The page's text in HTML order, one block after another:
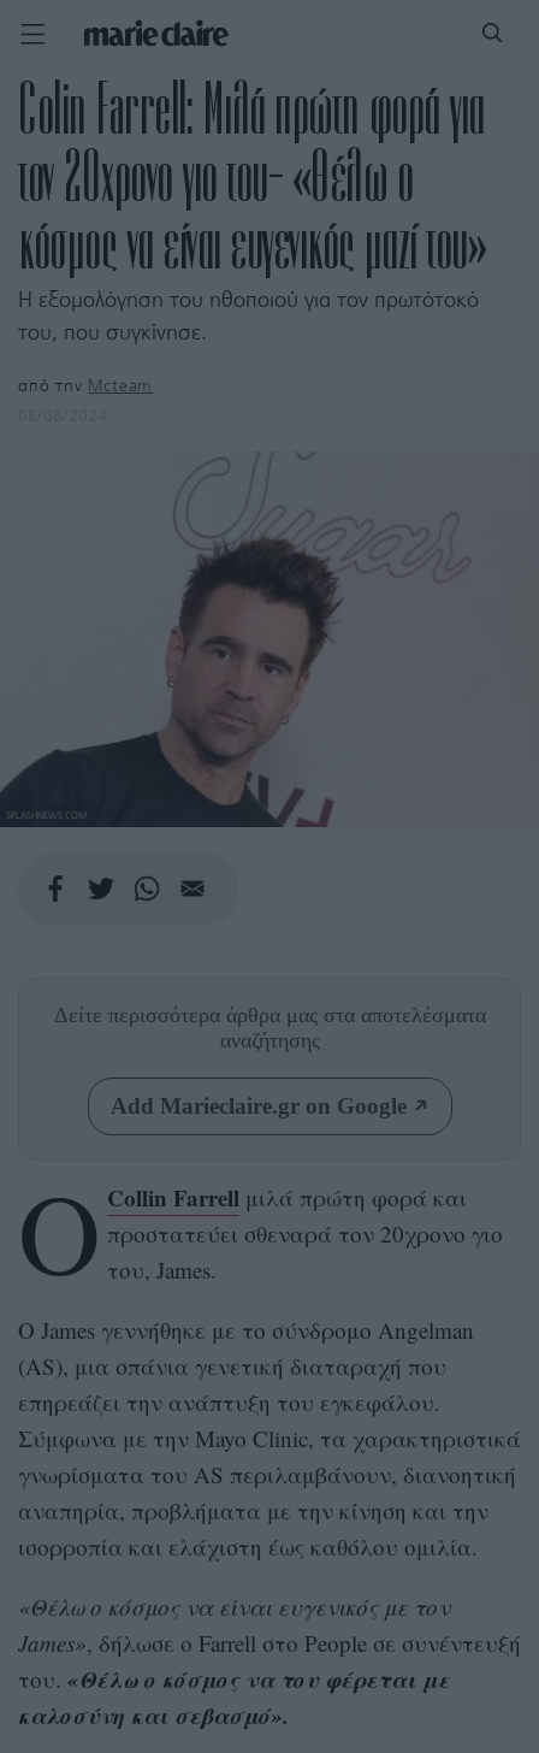
Colin Farrell: Μιλά πρώτη φορά για
τον 20χρονο γιο του- «Θέλω ο
κόσμος να είναι ευγενικός μαζί του»
Η εξομολόγηση του ηθοποιού για τον πρωτότοκό
του, που συγκίνησε.
από την Mcteam
SPLASHNEWS.COM
Δείτε περισσότερα άρθρα μας στα αποτελέσματα
αναζήτησης
Add Marieclaire.gr on Google
Ο Collin Farrell μιλά πρώτη φορά και
προστατεύει σθεναρά τον 20χρονο γιο
του, James.
Ο James γεννήθηκε με το σύνδρομο Angelman
(AS), μια σπάνια γενετική διαταραχή που
επηρεάζει την ανάπτυξη του εγκεφάλου.
Σύμφωνα με την Mayo Clinic, τα χαρακτηριστικά
γνωρίσματα του AS περιλαμβάνουν, διανοητική
αναπηρία, προβλήματα με την κίνηση και την
ισορροπία και ελάχιστη έως καθόλου ομιλία.
«Θέλω ο κόσμος να είναι ευγενικός με τον
James», δήλωσε ο Farrell στο People σε συνέντευξή
του. «Θέλω ο κόσμος να του φέρεται με
καλοσύνη και σεβασμό».